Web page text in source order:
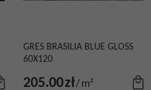
GRES BRASILIA BLUE GLOSS
60X120
205.00zł/m²